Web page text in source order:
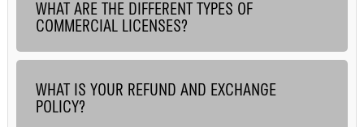
WHAT ARE THE DIFFERENT TYPES OF
COMMERCIAL LICENSES?
WHAT IS YOUR REFUND AND EXCHANGE
POLICY?